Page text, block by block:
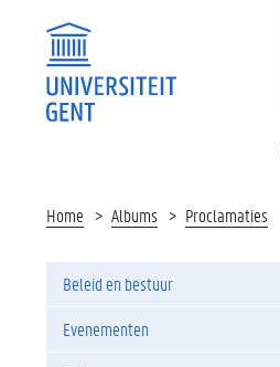
Home Albums Proclamaties
Beleid en bestuur
Evenementen